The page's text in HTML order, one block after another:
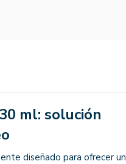
ml: solución
diseñado para ofrecer un